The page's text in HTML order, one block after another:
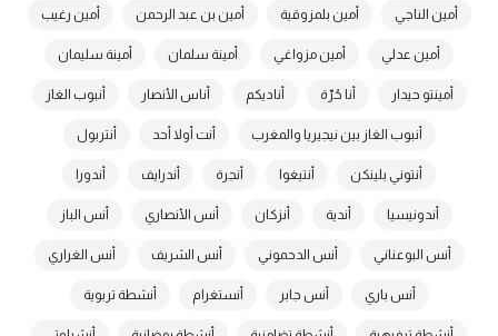
أمين الناجي أمين بلمزوقية أمين بن عبد الرحمن أمين رغيب
أمين عدلي أمين مزواغي أمينة سلمان أمينة سليمان
أمينتو حيدار أنا حُرّة أناديكم أناس الأنصار أنبوب الغاز
أنبوب الغاز بين نيجيريا والمغرب أنت أولا أحد أنتربول
أنتوني بلينكن أنتيغوا أنجرة أندرايف أندورا
أندونيسيا أندية أنزكان أنس الأنصاري أنس الباز
أنس البوعناني أنس الدحموني أنس الشريف أنس الغراري
أنس باري أنس جابر أنستغرام أنشطة تربوية